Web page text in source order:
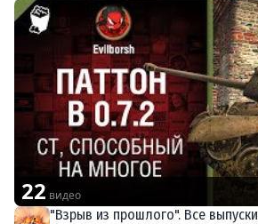
22 видео
"Взрыв из прошлого". Все выпуски